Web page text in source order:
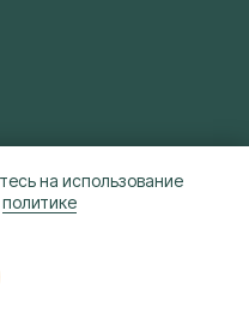
на использование
политике